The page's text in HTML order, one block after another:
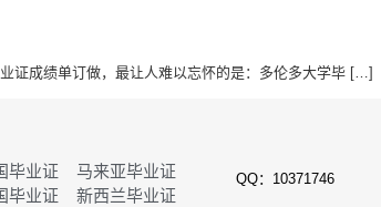
证成绩单订做，最让人难以忘怀的是：多伦多大学毕 […]
毕业证
马来亚毕业证
毕业证
新西兰毕业证
QQ：10371746